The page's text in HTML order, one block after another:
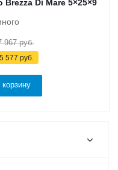
Di Mare 5×25×9
967руб.
5 577 руб.
корзину